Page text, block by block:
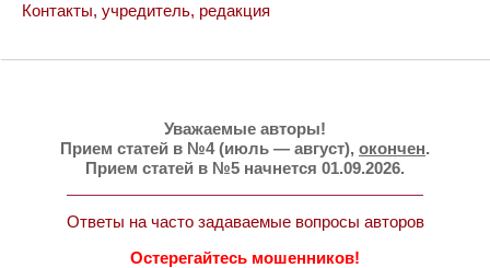
Контакты, учредитель, редакция
Уважаемые авторы!
Прием статей в №4 (июль — август), окончен.
Прием статей в №5 начнется 01.09.2026.
Ответы на часто задаваемые вопросы авторов
Остерегайтесь мошенников!